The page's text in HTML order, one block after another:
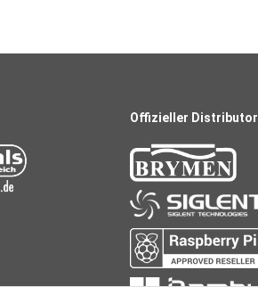
Offizieller Distributor